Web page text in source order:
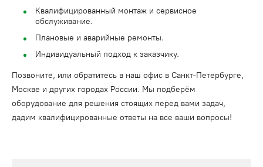
Квалифицированный монтаж и сервисное
обслуживание.
Плановые и аварийные ремонты.
Индивидуальный подход к заказчику.
Позвоните, или обратитесь в наш офис в Санкт-Петербурге,
Москве и других городах России. Мы подберём
оборудование для решения стоящих перед вами задач,
дадим квалифицированные ответы на все ваши вопросы!